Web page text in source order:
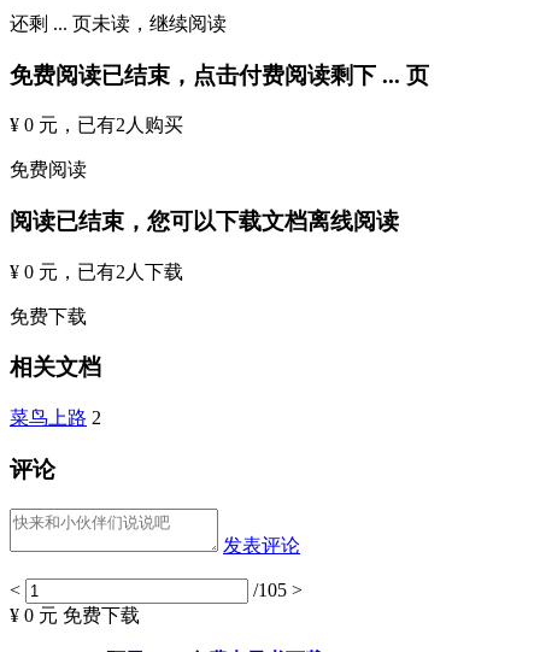
还剩 ... 页未读， 继续阅读
免费阅读已结束，点击付费阅读剩下 ... 页
¥ 0 元 ，已有2 人购买
免费阅读
阅读已结束，您可以下载文档离线阅读
¥ 0 元 ，已有2 人下载
免费下载
相关文档
菜鸟上路 2
评论
发表评论
< /105 >
¥ 0 元 免费下载